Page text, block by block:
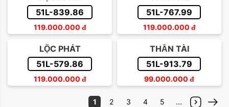
51L-839.86
119.000.000 đ
51L-767.99
119.000.000 đ
LỘC PHÁT
51L-579.86
119.000.000 đ
THẦN TÀI
51L-913.79
99.000.000 đ
1 2 3 4 5 ...